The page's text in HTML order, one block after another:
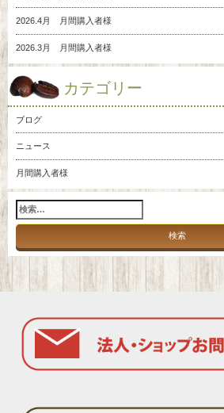
2026.4月 月間購入者様
2026.3月 月間購入者様
カテゴリー
ブログ
ニュース
月間購入者様
検
索: